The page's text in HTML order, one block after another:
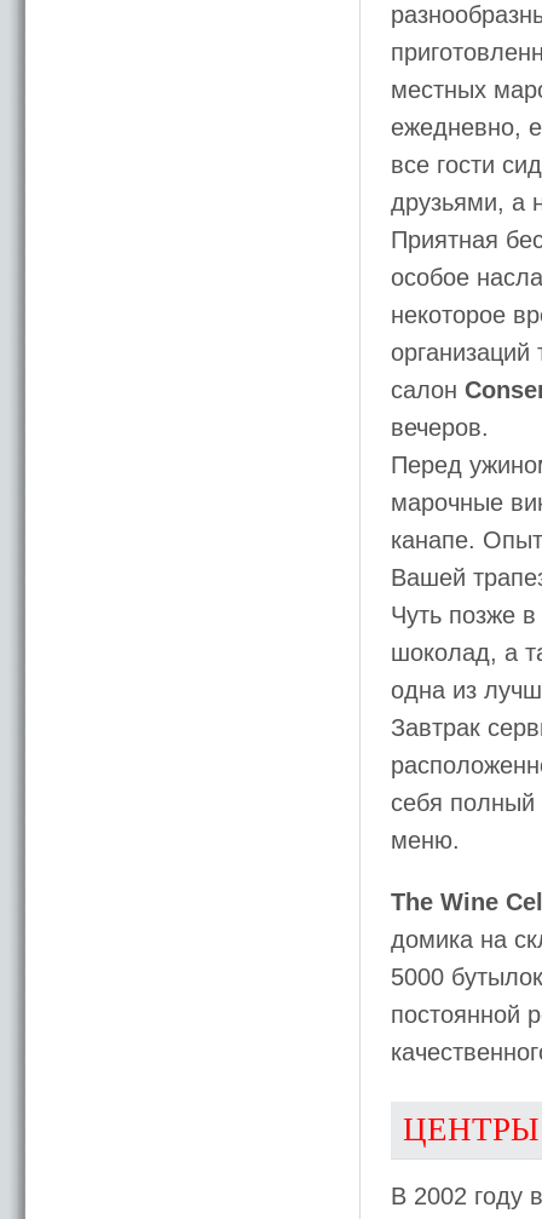
местных
ежедневно,
все гости
друзьями, а
Приятная
особое
некоторое
организаций
салон
вечеров.
Перед
марочные
канапе.
Вашей
Чуть позже
шоколад, а
одна из
Завтрак
себя полный
меню.
The Wine
домика на
5000
постоянной
В 2002 году